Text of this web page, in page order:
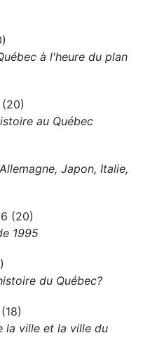
à l'heure du plan
au Québec
Japon, Italie,
(20)
1995
du Québec?
la ville et la ville du